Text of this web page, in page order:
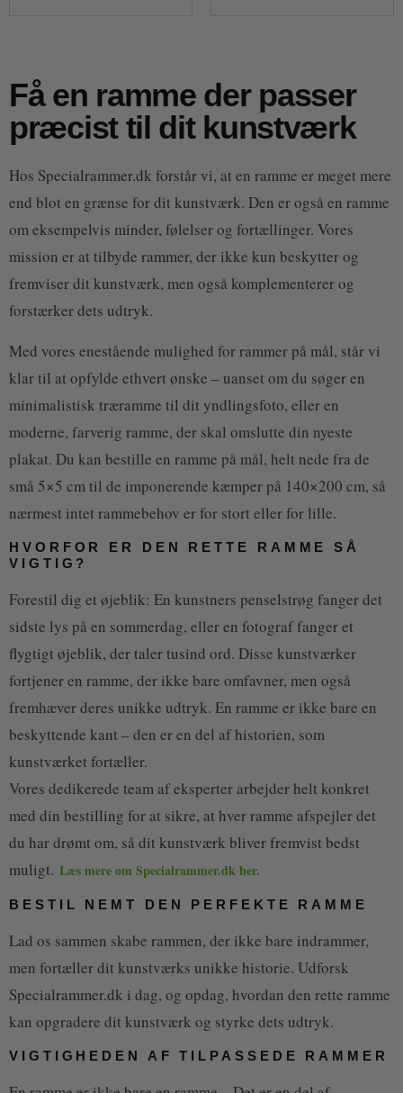
Få en ramme der passer
præcist til dit kunstværk
Hos Specialrammer.dk forstår vi, at en ramme er meget mere
end blot en grænse for dit kunstværk. Den er også en ramme
om eksempelvis minder, følelser og fortællinger. Vores
mission er at tilbyde rammer, der ikke kun beskytter og
fremviser dit kunstværk, men også komplementerer og
forstærker dets udtryk.
Med vores enestående mulighed for rammer på mål, står vi
klar til at opfylde ethvert ønske – uanset om du søger en
minimalistisk træramme til dit yndlingsfoto, eller en
moderne, farverig ramme, der skal omslutte din nyeste
plakat. Du kan bestille en ramme på mål, helt nede fra de
små 5×5 cm til de imponerende kæmper på 140×200 cm, så
nærmest intet rammebehov er for stort eller for lille.
HVORFOR ER DEN RETTE RAMME SÅ
VIGTIG?
Forestil dig et øjeblik: En kunstners penselstrøg fanger det
sidste lys på en sommerdag, eller en fotograf fanger et
flygtigt øjeblik, der taler tusind ord. Disse kunstværker
fortjener en ramme, der ikke bare omfavner, men også
fremhæver deres unikke udtryk. En ramme er ikke bare en
beskyttende kant – den er en del af historien, som
kunstværket fortæller.
Vores dedikerede team af eksperter arbejder helt konkret
med din bestilling for at sikre, at hver ramme afspejler det
du har drømt om, så dit kunstværk bliver fremvist bedst
muligt. Læs mere om Specialrammer.dk her.
BESTIL NEMT DEN PERFEKTE RAMME
Lad os sammen skabe rammen, der ikke bare indrammer,
men fortæller dit kunstværks unikke historie. Udforsk
Specialrammer.dk i dag, og opdag, hvordan den rette ramme
kan opgradere dit kunstværk og styrke dets udtryk.
VIGTIGHEDEN AF TILPASSEDE RAMMER